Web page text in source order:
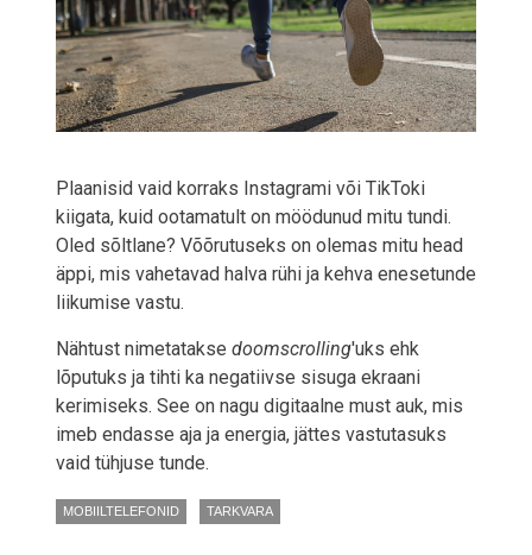
Plaanisid vaid korraks Instagrami või TikToki
kiigata, kuid ootamatult on möödunud mitu tundi.
Oled sõltlane? Võõrutuseks on olemas mitu head
äppi, mis vahetavad halva rühi ja kehva enesetunde
liikumise vastu.
Nähtust nimetatakse doomscrolling'uks ehk
lõputuks ja tihti ka negatiivse sisuga ekraani
kerimiseks. See on nagu digitaalne must auk, mis
imeb endasse aja ja energia, jättes vastutasuks
vaid tühjuse tunde.
MOBIILTELEFONID TARKVARA